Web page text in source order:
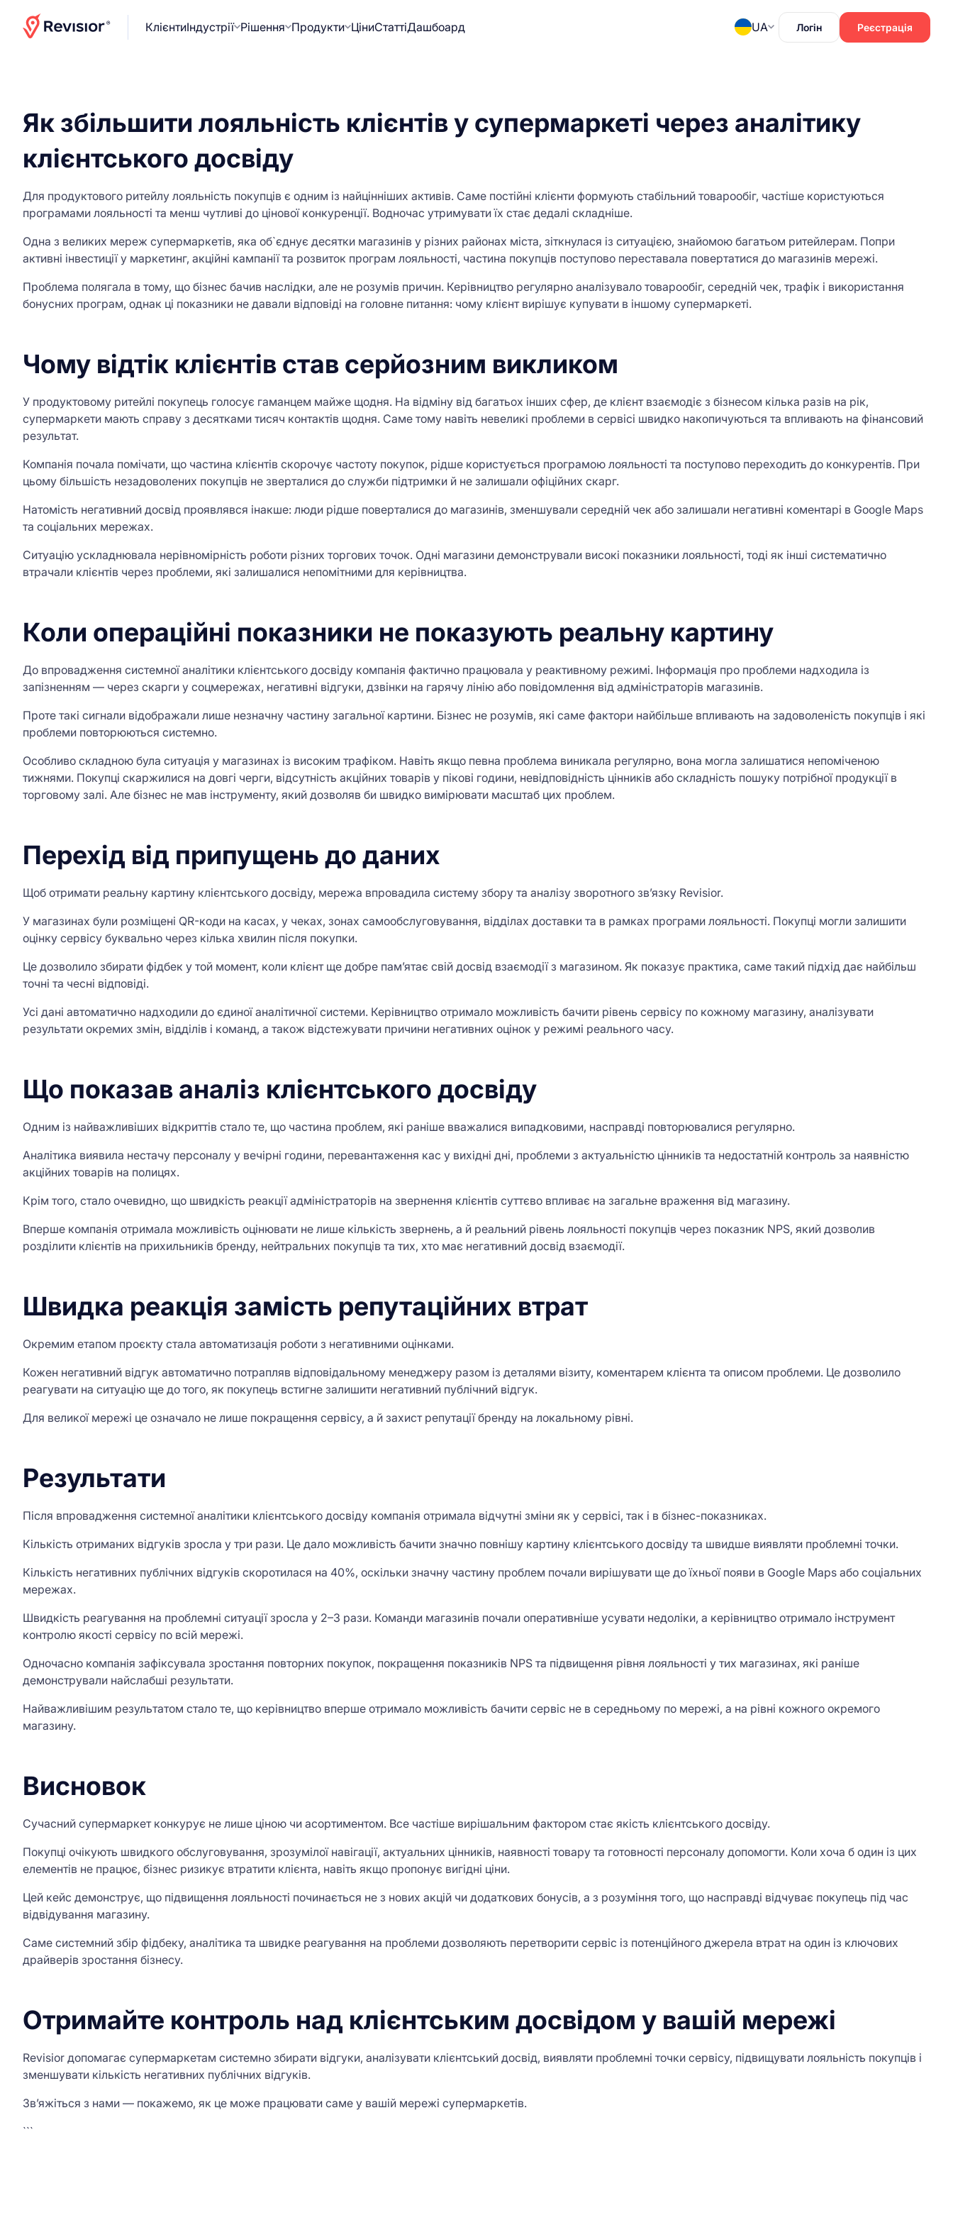
КлієнтиІндустрії Рішення Продукти ЦіниСтаттіДашбоард UA Логін Реєстрація
Як збільшити лояльність клієнтів у супермаркеті через аналітику
клієнтського досвіду
Для продуктового ритейлу лояльність покупців є одним із найцінніших активів. Саме постійні клієнти формують стабільний товарообіг, частіше користуються
програмами лояльності та менш чутливі до цінової конкуренції. Водночас утримувати їх стає дедалі складніше.
Одна з великих мереж супермаркетів, яка об`єднує десятки магазинів у різних районах міста, зіткнулася із ситуацією, знайомою багатьом ритейлерам. Попри
активні інвестиції у маркетинг, акційні кампанії та розвиток програм лояльності, частина покупців поступово переставала повертатися до магазинів мережі.
Проблема полягала в тому, що бізнес бачив наслідки, але не розумів причин. Керівництво регулярно аналізувало товарообіг, середній чек, трафік і використання
бонусних програм, однак ці показники не давали відповіді на головне питання: чому клієнт вирішує купувати в іншому супермаркеті.
Чому відтік клієнтів став серйозним викликом
У продуктовому ритейлі покупець голосує гаманцем майже щодня. На відміну від багатьох інших сфер, де клієнт взаємодіє з бізнесом кілька разів на рік,
супермаркети мають справу з десятками тисяч контактів щодня. Саме тому навіть невеликі проблеми в сервісі швидко накопичуються та впливають на фінансовий
результат.
Компанія почала помічати, що частина клієнтів скорочує частоту покупок, рідше користується програмою лояльності та поступово переходить до конкурентів. При
цьому більшість незадоволених покупців не зверталися до служби підтримки й не залишали офіційних скарг.
Натомість негативний досвід проявлявся інакше: люди рідше поверталися до магазинів, зменшували середній чек або залишали негативні коментарі в Google Maps
та соціальних мережах.
Ситуацію ускладнювала нерівномірність роботи різних торгових точок. Одні магазини демонстрували високі показники лояльності, тоді як інші систематично
втрачали клієнтів через проблеми, які залишалися непомітними для керівництва.
Коли операційні показники не показують реальну картину
До впровадження системної аналітики клієнтського досвіду компанія фактично працювала у реактивному режимі. Інформація про проблеми надходила із
запізненням — через скарги у соцмережах, негативні відгуки, дзвінки на гарячу лінію або повідомлення від адміністраторів магазинів.
Проте такі сигнали відображали лише незначну частину загальної картини. Бізнес не розумів, які саме фактори найбільше впливають на задоволеність покупців і які
проблеми повторюються системно.
Особливо складною була ситуація у магазинах із високим трафіком. Навіть якщо певна проблема виникала регулярно, вона могла залишатися непоміченою
тижнями. Покупці скаржилися на довгі черги, відсутність акційних товарів у пікові години, невідповідність цінників або складність пошуку потрібної продукції в
торговому залі. Але бізнес не мав інструменту, який дозволяв би швидко вимірювати масштаб цих проблем.
Перехід від припущень до даних
Щоб отримати реальну картину клієнтського досвіду, мережа впровадила систему збору та аналізу зворотного зв’язку Revisior.
У магазинах були розміщені QR-коди на касах, у чеках, зонах самообслуговування, відділах доставки та в рамках програми лояльності. Покупці могли залишити
оцінку сервісу буквально через кілька хвилин після покупки.
Це дозволило збирати фідбек у той момент, коли клієнт ще добре пам’ятає свій досвід взаємодії з магазином. Як показує практика, саме такий підхід дає найбільш
точні та чесні відповіді.
Усі дані автоматично надходили до єдиної аналітичної системи. Керівництво отримало можливість бачити рівень сервісу по кожному магазину, аналізувати
результати окремих змін, відділів і команд, а також відстежувати причини негативних оцінок у режимі реального часу.
Що показав аналіз клієнтського досвіду
Одним із найважливіших відкриттів стало те, що частина проблем, які раніше вважалися випадковими, насправді повторювалися регулярно.
Аналітика виявила нестачу персоналу у вечірні години, перевантаження кас у вихідні дні, проблеми з актуальністю цінників та недостатній контроль за наявністю
акційних товарів на полицях.
Крім того, стало очевидно, що швидкість реакції адміністраторів на звернення клієнтів суттєво впливає на загальне враження від магазину.
Вперше компанія отримала можливість оцінювати не лише кількість звернень, а й реальний рівень лояльності покупців через показник NPS, який дозволив
розділити клієнтів на прихильників бренду, нейтральних покупців та тих, хто має негативний досвід взаємодії.
Швидка реакція замість репутаційних втрат
Окремим етапом проєкту стала автоматизація роботи з негативними оцінками.
Кожен негативний відгук автоматично потрапляв відповідальному менеджеру разом із деталями візиту, коментарем клієнта та описом проблеми. Це дозволило
реагувати на ситуацію ще до того, як покупець встигне залишити негативний публічний відгук.
Для великої мережі це означало не лише покращення сервісу, а й захист репутації бренду на локальному рівні.
Результати
Після впровадження системної аналітики клієнтського досвіду компанія отримала відчутні зміни як у сервісі, так і в бізнес-показниках.
Кількість отриманих відгуків зросла у три рази. Це дало можливість бачити значно повнішу картину клієнтського досвіду та швидше виявляти проблемні точки.
Кількість негативних публічних відгуків скоротилася на 40%, оскільки значну частину проблем почали вирішувати ще до їхньої появи в Google Maps або соціальних
мережах.
Швидкість реагування на проблемні ситуації зросла у 2–3 рази. Команди магазинів почали оперативніше усувати недоліки, а керівництво отримало інструмент
контролю якості сервісу по всій мережі.
Одночасно компанія зафіксувала зростання повторних покупок, покращення показників NPS та підвищення рівня лояльності у тих магазинах, які раніше
демонстрували найслабші результати.
Найважливішим результатом стало те, що керівництво вперше отримало можливість бачити сервіс не в середньому по мережі, а на рівні кожного окремого
магазину.
Висновок
Сучасний супермаркет конкурує не лише ціною чи асортиментом. Все частіше вирішальним фактором стає якість клієнтського досвіду.
Покупці очікують швидкого обслуговування, зрозумілої навігації, актуальних цінників, наявності товару та готовності персоналу допомогти. Коли хоча б один із цих
елементів не працює, бізнес ризикує втратити клієнта, навіть якщо пропонує вигідні ціни.
Цей кейс демонструє, що підвищення лояльності починається не з нових акцій чи додаткових бонусів, а з розуміння того, що насправді відчуває покупець під час
відвідування магазину.
Саме системний збір фідбеку, аналітика та швидке реагування на проблеми дозволяють перетворити сервіс із потенційного джерела втрат на один із ключових
драйверів зростання бізнесу.
Отримайте контроль над клієнтським досвідом у вашій мережі
Revisior допомагає супермаркетам системно збирати відгуки, аналізувати клієнтський досвід, виявляти проблемні точки сервісу, підвищувати лояльність покупців і
зменшувати кількість негативних публічних відгуків.
Зв’яжіться з нами — покажемо, як це може працювати саме у вашій мережі супермаркетів.
```